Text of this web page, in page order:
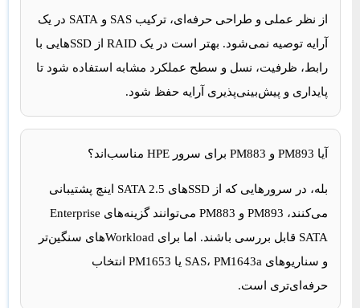
از نظر عملی و طراحی حرفه‌ای، ترکیب SAS و SATA در یک
آرایه توصیه نمی‌شود. بهتر است در یک RAID از SSDهایی با
رابط، ظرفیت، نسل و سطح عملکرد مشابه استفاده شود تا
پایداری و پیش‌بینی‌پذیری آرایه حفظ شود.
آیا PM893 و PM883 برای سرور HPE مناسب‌اند؟
بله، در سرورهایی که از SSDهای SATA 2.5 اینچ پشتیبانی
می‌کنند، PM893 و PM883 می‌توانند گزینه‌های Enterprise
SATA قابل بررسی باشند. اما برای Workloadهای سنگین‌تر
و سناریوهای SAS، PM1643a یا PM1653 انتخاب
حرفه‌ای‌تری است.